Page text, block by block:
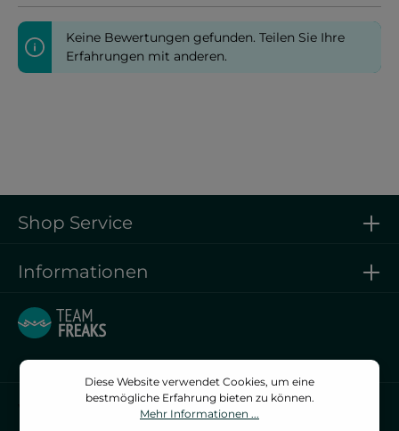
Keine Bewertungen gefunden. Teilen Sie Ihre
Erfahrungen mit anderen.
Vertrag widerrufen
Shop Service
Informationen
Diese Website verwendet Cookies, um eine
bestmögliche Erfahrung bieten zu können.
Mehr Informationen ...